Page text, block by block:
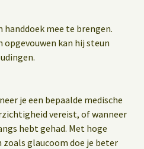
handdoek mee te brengen.
opgevouwen kan hij steun
je een bepaalde medische
vereist, of wanneer
hebt gehad. Met hoge
glaucoom doe je beter